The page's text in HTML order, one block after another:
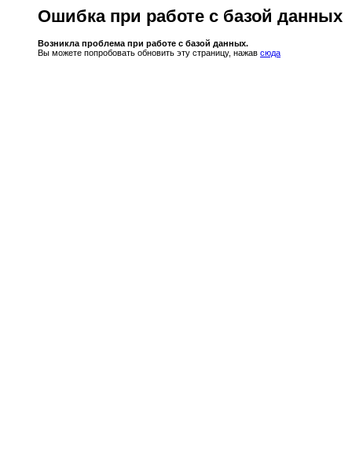
Ошибка при работе с базой данных
Возникла проблема при работе с базой данных.
Вы можете попробовать обновить эту страницу, нажав сюда